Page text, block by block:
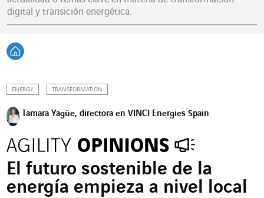
digital y transición energética.
Volver a Inicio
ENERGY TRANSFORMATION
Tamara Yagüe, directora en VINCI Energies Spain
El futuro sostenible de la
energía empieza a nivel local